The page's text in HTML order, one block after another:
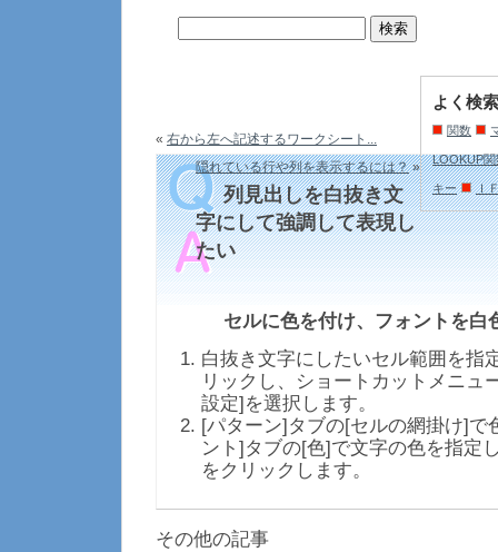
よく検
関数
LOOKUP関
キー Ｉ
« 右から左へ記述するワークシート...
隠れている行や列を表示するには？»
列見出しを白抜き文
字にして強調して表現し
たい
セルに色を付け、フォントを白
白抜き文字にしたいセル範囲を指
リックし、ショートカットメニュ
設定]を選択します。
[パターン]タブの[セルの網掛け]で
ント]タブの[色]で文字の色を指定
をクリックします。
その他の記事